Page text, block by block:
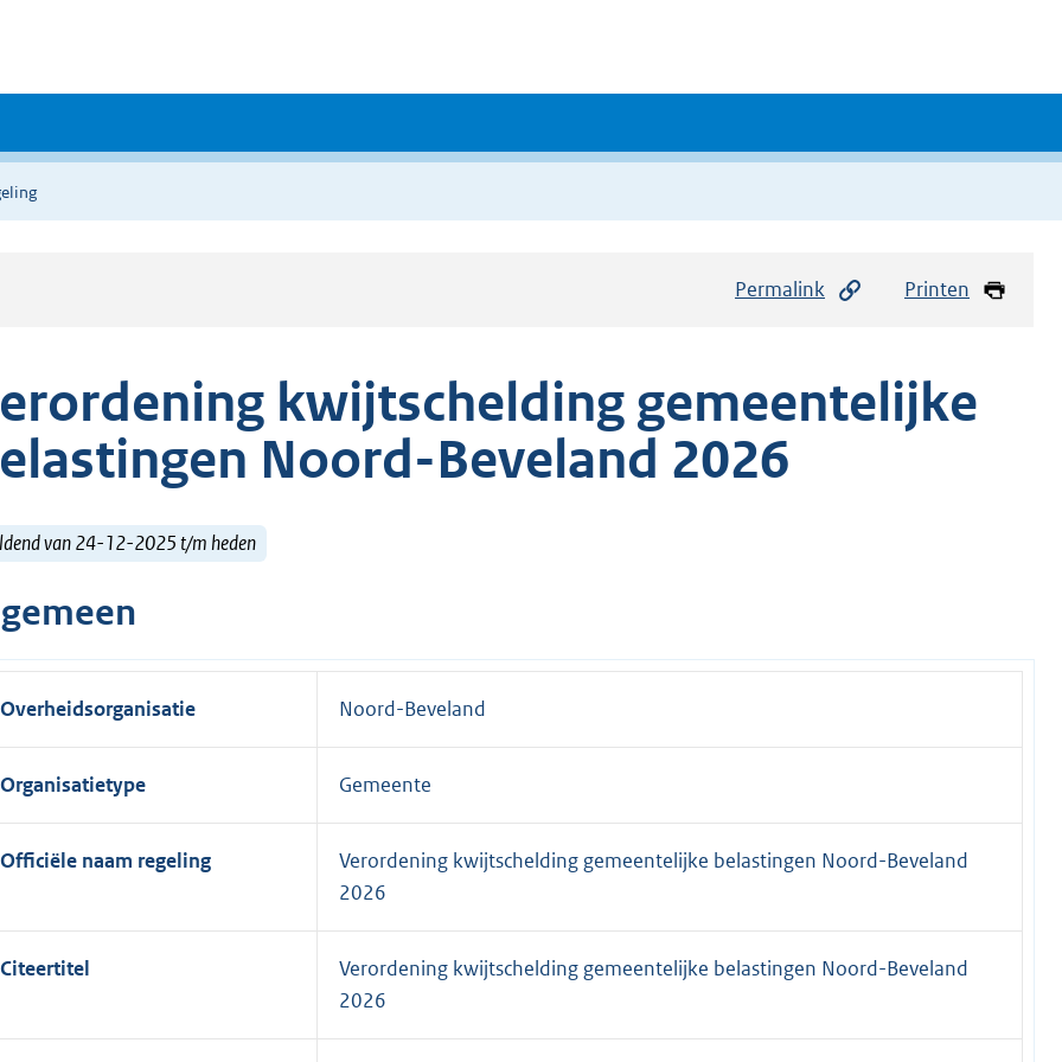
Permalink Printen
kwijtschelding gemeentelijke
Noord-Beveland 2026
van 24-12-2025 t/m heden
Overheidsorganisatie Noord-Beveland
Organisatietype Gemeente
Officiële naam regeling
Verordening kwijtschelding gemeentelijke belastingen Noord-Beveland
2026
Citeertitel
Verordening kwijtschelding gemeentelijke belastingen Noord-Beveland
2026